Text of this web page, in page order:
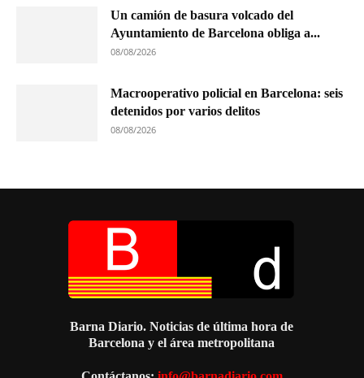
Un camión de basura volcado del
Ayuntamiento de Barcelona obliga a...
08/08/2026
Macrooperativo policial en Barcelona: seis
detenidos por varios delitos
08/08/2026
Barna Diario. Noticias de última hora de
Barcelona y el área metropolitana